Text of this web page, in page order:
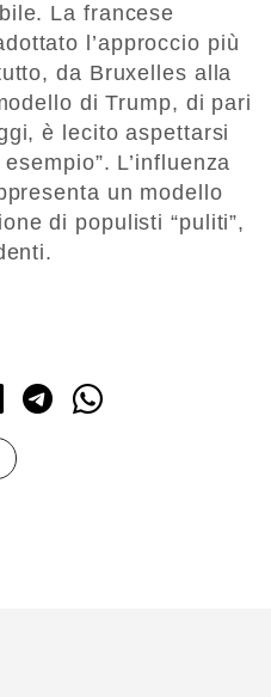
La francese
l’approccio più
da Bruxelles alla
di Trump, di pari
è lecito aspettarsi
L’influenza
un modello
di populisti “puliti”,